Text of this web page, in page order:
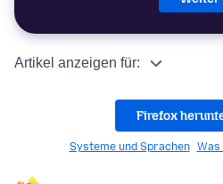
Artikel anzeigen für:
Firefox
Systeme und Sprachen Was